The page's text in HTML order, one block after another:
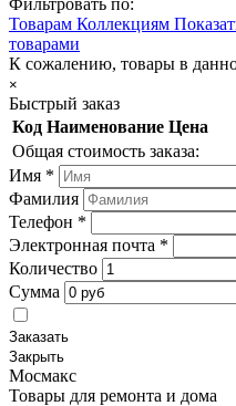
Товарам Коллекциям
товарами
К сожалению, товары в
×
Быстрый заказ
Код Наименование Цена
Общая стоимость заказа:
Имя *
Фамилия
Телефон *
Электронная почта *
Количество
Сумма
Заказать
Закрыть
Мосмакс
Товары для ремонта и дома